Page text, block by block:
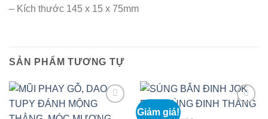
– Kích thước 145 x 15 x 75mm
SẢN PHẨM TƯƠNG TỰ
Giảm giá!